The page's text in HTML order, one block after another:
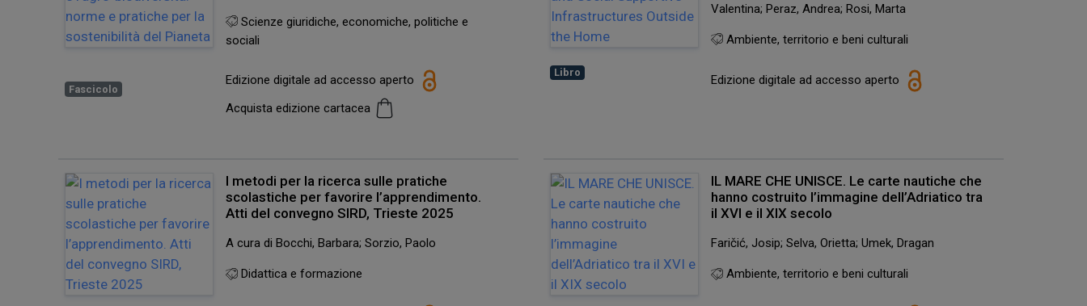
Fascicolo
Scienze giuridiche, economiche, politiche e
sociali
Edizione digitale ad accesso aperto
Acquista edizione cartacea
Libro
Valentina; Peraz, Andrea; Rosi, Marta
Ambiente, territorio e beni culturali
Edizione digitale ad accesso aperto
I metodi per la ricerca sulle pratiche
scolastiche per favorire l’apprendimento.
Atti del convegno SIRD, Trieste 2025
A cura di Bocchi, Barbara; Sorzio, Paolo
Didattica e formazione
IL MARE CHE UNISCE. Le carte nautiche che
hanno costruito l’immagine dell’Adriatico tra
il XVI e il XIX secolo
Faričić, Josip; Selva, Orietta; Umek, Dragan
Ambiente, territorio e beni culturali